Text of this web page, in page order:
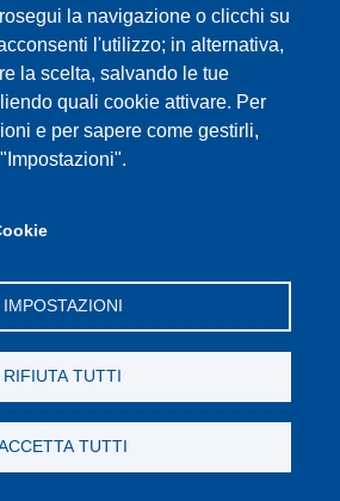
di radiologia
e radioterapia
occupazionale
Sanitaria
e Sport
la navigazione o clicchi su
l'utilizzo; in alternativa,
la scelta, salvando le tue
quali cookie attivare. Per
e per sapere come gestirli,
IMPOSTAZIONI
RIFIUTA TUTTI
TUTTI